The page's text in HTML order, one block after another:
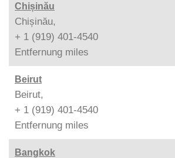
Chișinău
Chișinău,
+ 1 (919) 401-4540
Entfernung miles
Beirut
Beirut,
+ 1 (919) 401-4540
Entfernung miles
Bangkok